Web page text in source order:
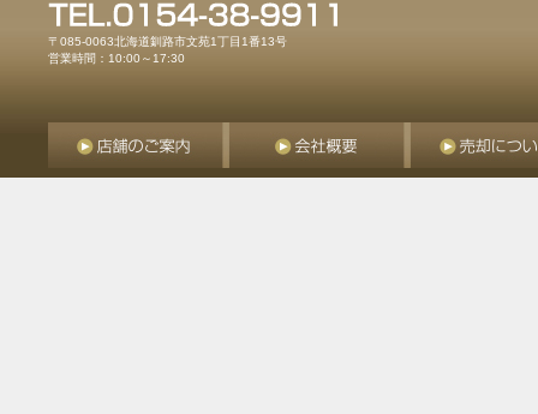
〒085-0063北海道釧路市文苑1丁目1番13号
営業時間：10:00～17:30